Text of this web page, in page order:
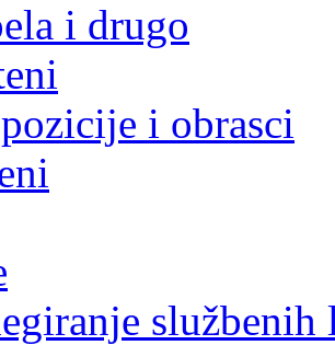
i drugo
i obrasci
službenih